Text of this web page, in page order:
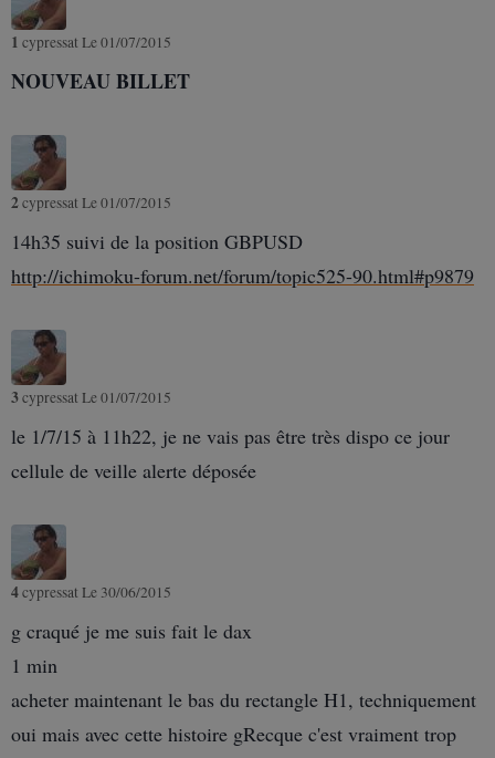
1 cypressat Le 01/07/2015
NOUVEAU BILLET
2cypressat Le 01/07/2015
14h35 suivi de la position GBPUSD
http://ichimoku-forum.net/forum/topic525-90.html#p9879
3cypressat Le 01/07/2015
le 1/7/15 à 11h22, je ne vais pas être très dispo ce jour
cellule de veille alerte déposée
4cypressat Le 30/06/2015
g craqué je me suis fait le dax
1 min
acheter maintenant le bas du rectangle H1, techniquement
oui mais avec cette histoire gRecque c'est vraiment trop